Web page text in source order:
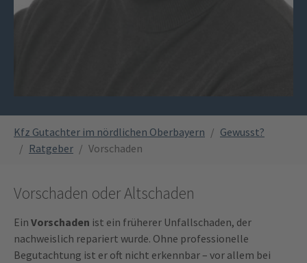
Kfz Gutachter im nördlichen Oberbayern
Gewusst?
Ratgeber
Vorschaden
Vorschaden oder Altschaden
Ein Vorschaden ist ein früherer Unfallschaden, der
nachweislich repariert wurde. Ohne professionelle
Begutachtung ist er oft nicht erkennbar – vor allem bei